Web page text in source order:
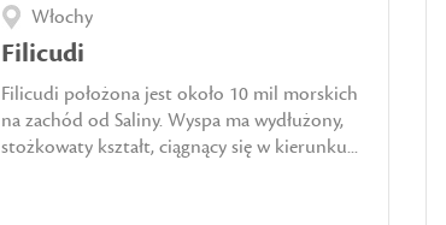
Włochy
Filicudi
Filicudi położona jest około 10 mil morskich
na zachód od Saliny. Wyspa ma wydłużony,
stożkowaty kształt, ciągnący się w kierunku...